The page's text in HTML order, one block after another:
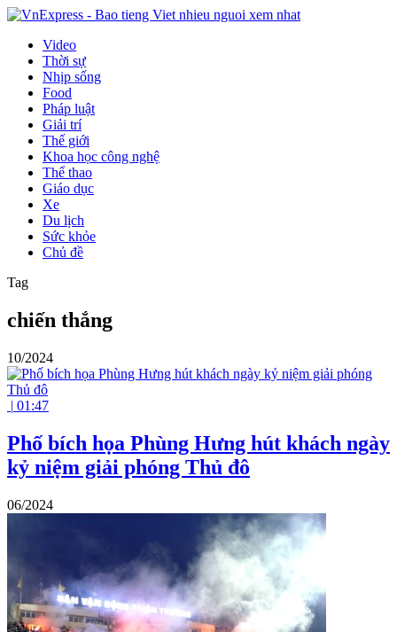
Video
Thời sự
Nhịp sống
Food
Pháp luật
Giải trí
Thế giới
Khoa học công nghệ
Thể thao
Giáo dục
Xe
Du lịch
Sức khỏe
Chủ đề
Tag
chiến thắng
10/2024
| 01:47
Phố bích họa Phùng Hưng hút khách ngày
kỷ niệm giải phóng Thủ đô
06/2024